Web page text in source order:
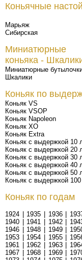
Коньячные
Марьяж
Сибирская
Миниатюрные
коньяка -
Миниатюрные
Шкалики
Коньяк по
Коньяк VS
Коньяк VSOP
Коньяк Napoleon
Коньяк XO
Коньяк Extra
Коньяк с выдержкой 10
Коньяк с выдержкой 20
Коньяк с выдержкой 30
Коньяк с выдержкой 40
Коньяк с выдержкой 50
Коньяк с выдержкой
Коньяк по годам
1924 1935 1936|
1940
1941 1942|
1946
1948 1949|
1953
1954 1955|
1961
1962 1963|
1967
1968 1969|